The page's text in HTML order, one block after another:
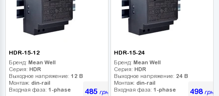
HDR-15-12
Бренд: Mean Well
Серия: HDR
Выходное напряжение: 12 В
Монтаж: din-rail
Входная фаза: 1-phase 485 грн
HDR-15-24
Бренд: Mean Well
Серия: HDR
Выходное напряжение: 24 В
Монтаж: din-rail
Входная фаза: 1-phase 498грн